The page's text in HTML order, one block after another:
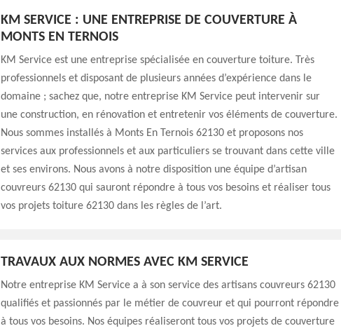
KM SERVICE : UNE ENTREPRISE DE COUVERTURE À
MONTS EN TERNOIS
KM Service est une entreprise spécialisée en couverture toiture. Très
professionnels et disposant de plusieurs années d’expérience dans le
domaine ; sachez que, notre entreprise KM Service peut intervenir sur
une construction, en rénovation et entretenir vos éléments de couverture.
Nous sommes installés à Monts En Ternois 62130 et proposons nos
services aux professionnels et aux particuliers se trouvant dans cette ville
et ses environs. Nous avons à notre disposition une équipe d’artisan
couvreurs 62130 qui sauront répondre à tous vos besoins et réaliser tous
vos projets toiture 62130 dans les règles de l’art.
TRAVAUX AUX NORMES AVEC KM SERVICE
Notre entreprise KM Service a à son service des artisans couvreurs 62130
qualifiés et passionnés par le métier de couvreur et qui pourront répondre
à tous vos besoins. Nos équipes réaliseront tous vos projets de couverture